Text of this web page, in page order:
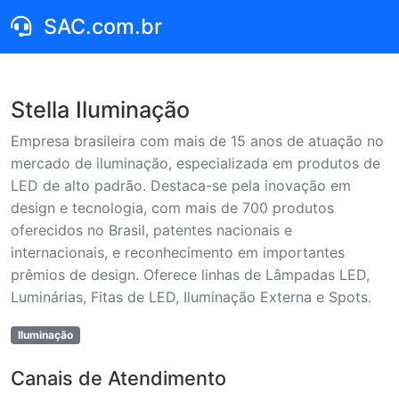
SAC.com.br
Stella Iluminação
Empresa brasileira com mais de 15 anos de atuação no
mercado de iluminação, especializada em produtos de
LED de alto padrão. Destaca-se pela inovação em
design e tecnologia, com mais de 700 produtos
oferecidos no Brasil, patentes nacionais e
internacionais, e reconhecimento em importantes
prêmios de design. Oferece linhas de Lâmpadas LED,
Luminárias, Fitas de LED, Iluminação Externa e Spots.
Iluminação
Canais de Atendimento